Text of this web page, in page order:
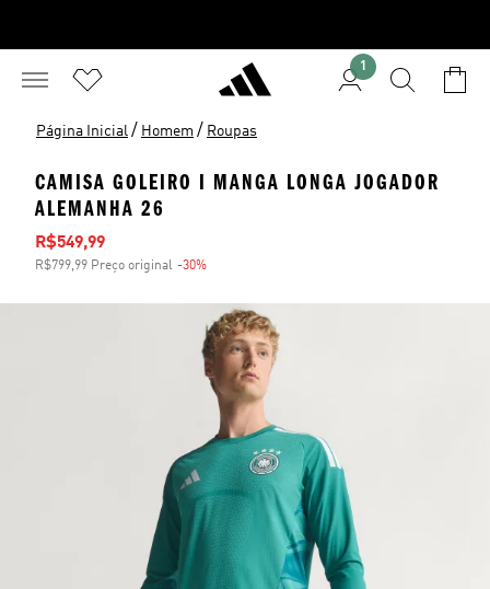
1
Página Inicial / Homem / Roupas
CAMISA GOLEIRO I MANGA LONGA JOGADOR
ALEMANHA 26
Preço com desconto
R$549,99
R$799,99 Preço original -30%